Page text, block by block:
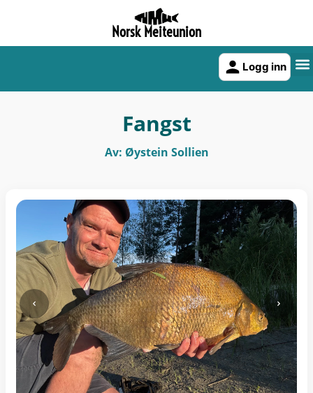
Norsk Meiteunion
Logg inn
Fangst
Av: Øystein Sollien